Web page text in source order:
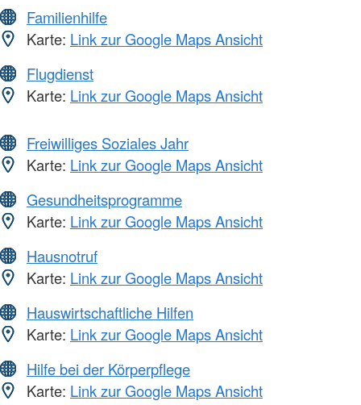
Familienhilfe
Karte: Link zur Google Maps Ansicht
Flugdienst
Karte: Link zur Google Maps Ansicht
Freiwilliges Soziales Jahr
Karte: Link zur Google Maps Ansicht
Gesundheitsprogramme
Karte: Link zur Google Maps Ansicht
Hausnotruf
Karte: Link zur Google Maps Ansicht
Hauswirtschaftliche Hilfen
Karte: Link zur Google Maps Ansicht
Hilfe bei der Körperpflege
Karte: Link zur Google Maps Ansicht